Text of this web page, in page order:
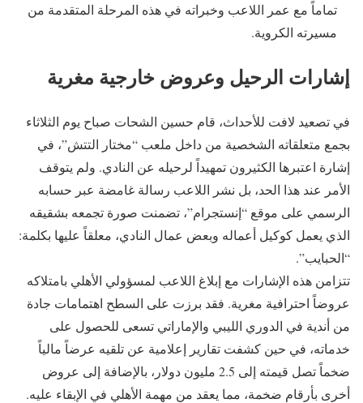
تماماً مع عمر اللاعب وخبراته في هذه المرحلة المتقدمة من
مسيرته الكروية.
إشارات الرحيل وعروض خارجية مغرية
في تصعيد لافت للأحداث، قام حسين الشحات صباح يوم الثلاثاء
بجمع متعلقاته الشخصية من داخل ملعب “مختار التتش”، في
إشارة اعتبرها الكثيرون تمهيداً لرحيله عن النادي. ولم يتوقف
الأمر عند هذا الحد، بل نشر اللاعب رسالة غامضة عبر حسابه
الرسمي على موقع “إنستجرام”، تضمنت صورة تجمعه بشقيقه
الذي يعمل كوكيل أعماله وبعض عمال النادي، معلقاً عليها بكلمة:
“الحبايب”.
تتزامن هذه الإشارات مع إبلاغ اللاعب لمسؤولي الأهلي بامتلاكه
عروضاً احترافية مغرية. فقد برزت على السطح اهتمامات جادة
من أندية في الدوري الليبي والإماراتي تسعى للحصول على
خدماته، في حين كشفت تقارير إعلامية عن تلقيه عرضاً مالياً
ضخماً تصل قيمته إلى 2.5 مليون دولار، بالإضافة إلى عروض
أخرى بأرقام ضخمة، مما يعقد من مهمة الأهلي في الإبقاء عليه.